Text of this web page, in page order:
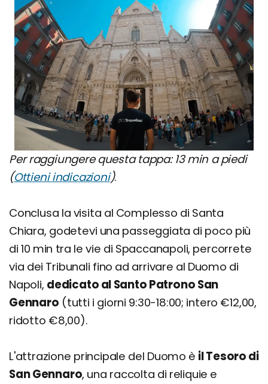
Per raggiungere questa tappa: 13 min a piedi
(Ottieni indicazioni).
Conclusa la visita al Complesso di Santa
Chiara, godetevi una passeggiata di poco più
di 10 min tra le vie di Spaccanapoli, percorrete
via dei Tribunali fino ad arrivare al Duomo di
Napoli, dedicato al Santo Patrono San
Gennaro (tutti i giorni 9:30-18:00; intero €12,00,
ridotto €8,00).
L'attrazione principale del Duomo è il Tesoro di
San Gennaro, una raccolta di reliquie e